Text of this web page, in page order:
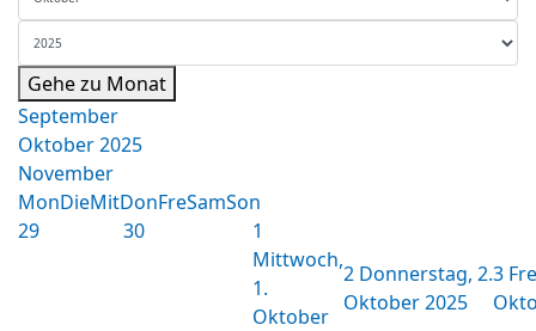
Gehe zu Monat
September
Oktober 2025
November
MonDieMitDonFreSamSon
29
30
1
Mittwoch,
1.
Oktober
2 Donnerstag, 2.
Oktober 2025
3